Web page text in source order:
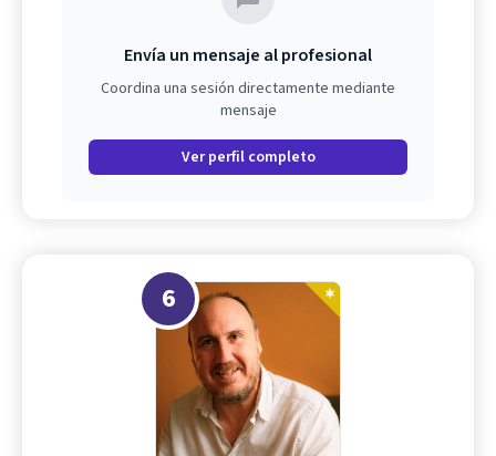
Envía un mensaje al profesional
Coordina una sesión directamente mediante
mensaje
Ver perfil completo
6